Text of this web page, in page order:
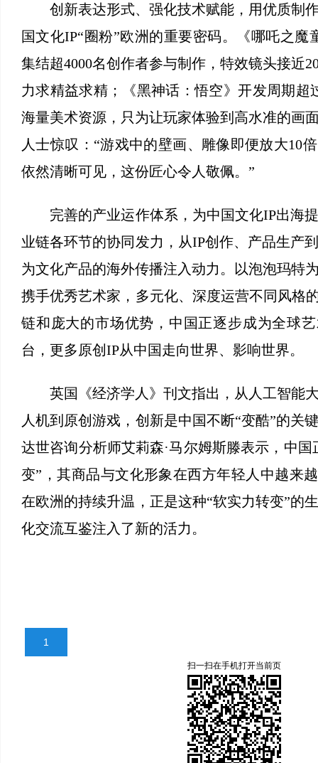
创新表达形式、强化技术赋能，用优质制
国文化IP“圈粉”欧洲的重要密码。《哪吒之魔
集结超4000名创作者参与制作，特效镜头接近
力求精益求精；《黑神话：悟空》开发周期超
海量美术资源，只为让玩家体验到高水准的画
人士惊叹：“游戏中的壁画、雕像即便放大10
依然清晰可见，这份匠心令人敬佩。”
完善的产业运作体系，为中国文化IP出海
业链各环节的协同发力，从IP创作、产品生产
为文化产品的海外传播注入动力。以泡泡玛特
携手优秀艺术家，多元化、深度运营不同风格
链和庞大的市场优势，中国正逐步成为全球
台，更多原创IP从中国走向世界、影响世界。
英国《经济学人》刊文指出，从人工智能
人机到原创游戏，创新是中国不断“变酷”的关
达世咨询分析师艾莉森·马尔姆斯滕表示，中国
变”，其商品与文化形象在西方年轻人中越来
在欧洲的持续升温，正是这种“软实力转变”的
化交流互鉴注入了新的活力。
1
扫一扫在手机打开当前页